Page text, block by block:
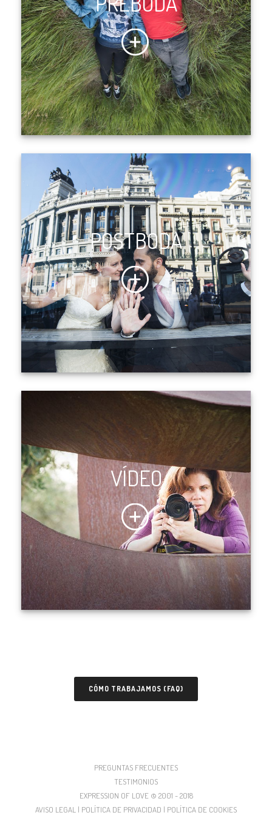
POSTBODA
VÍDEO
CÓMO TRABAJAMOS (FAQ)
PREGUNTAS FRECUENTES
TESTIMONIOS
EXPRESSION OF LOVE © 2001 - 2018
AVISO LEGAL | POLÍTICA DE PRIVACIDAD | POLÍTICA DE COOKIES